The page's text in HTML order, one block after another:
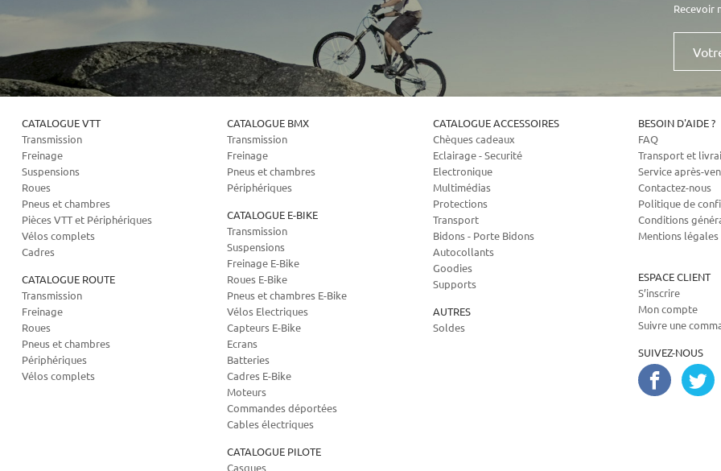
Recevoir
Votre
mail
CATALOGUE VTT
Transmission
Freinage
Suspensions
Roues
Pneus et chambres
Pièces VTT et Périphériques
Vélos complets
Cadres
CATALOGUE ROUTE
Transmission
Freinage
Roues
Pneus et chambres
Périphériques
Vélos complets
CATALOGUE BMX
Transmission
Freinage
Pneus et chambres
Périphériques
CATALOGUE E-BIKE
Transmission
Suspensions
Freinage E-Bike
Roues E-Bike
Pneus et chambres E-Bike
Vélos Electriques
Capteurs E-Bike
Ecrans
Batteries
Cadres E-Bike
Moteurs
Commandes déportées
Cables électriques
CATALOGUE PILOTE
Casques
CATALOGUE ACCESSOIRES
Chèques cadeaux
Eclairage - Securité
Electronique
Multimédias
Protections
Transport
Bidons - Porte Bidons
Autocollants
Goodies
Supports
AUTRES
Soldes
BESOIN D'AIDE ?
FAQ
Transport et
Service après-
Contactez-nous
Politique de
Conditions
Mentions légales
ESPACE CLIENT
S’inscrire
Mon compte
Suivre une
SUIVEZ-NOUS